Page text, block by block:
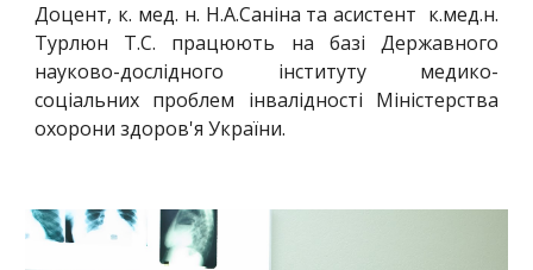
Доцент, к. мед. н. Н.А.Саніна та асистент к.мед.н.
Турлюн Т.С. працюють на базі Державного
науково-дослідного інституту медико-
соціальних проблем інвалідності Міністерства
охорони здоров'я України.